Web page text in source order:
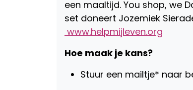
een maaltijd. You shop, we
set doneert Jozemiek
www.helpmijleven.org
Hoe maak je kans?
Stuur een mailtje* naar